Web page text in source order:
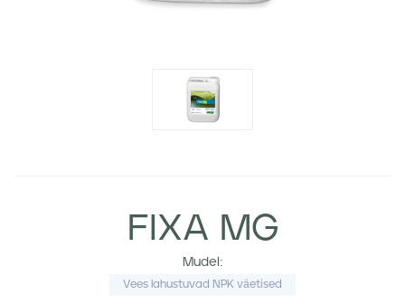
FIXA MG
Mudel:
Vees lahustuvad NPK väetised